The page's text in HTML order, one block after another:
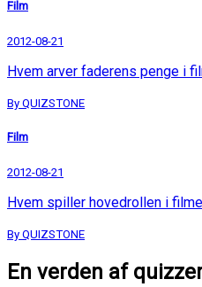
Film
2012-08-21
Hvem arver faderens penge i
By QUIZSTONE
Film
2012-08-21
Hvem spiller hovedrollen i
By QUIZSTONE
En verden af